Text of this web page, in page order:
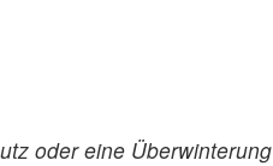
oder eine Überwinterung